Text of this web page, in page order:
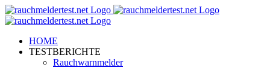
Zum
Inhalt
HOME
TESTBERICHTE
Rauchwarnmelder